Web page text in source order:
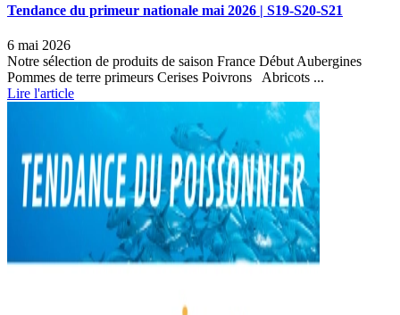
Tendance du primeur nationale mai 2026 | S19-S20-S21
6 mai 2026
Notre sélection de produits de saison France Début Aubergines
Pommes de terre primeurs Cerises Poivrons Abricots ...
Lire l'article